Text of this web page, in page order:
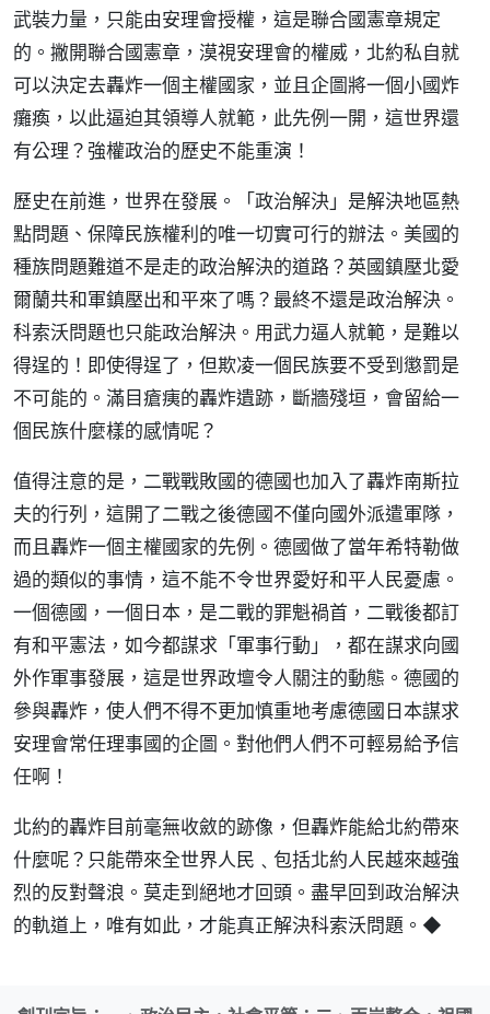
武裝力量，只能由安理會授權，這是聯合國憲章規定
的。撇開聯合國憲章，漠視安理會的權威，北約私自就
可以決定去轟炸一個主權國家，並且企圖將一個小國炸
癱瘓，以此逼迫其領導人就範，此先例一開，這世界還
有公理？強權政治的歷史不能重演！
歷史在前進，世界在發展。「政治解決」是解決地區熱
點問題、保障民族權利的唯一切實可行的辦法。美國的
種族問題難道不是走的政治解決的道路？英國鎮壓北愛
爾蘭共和軍鎮壓出和平來了嗎？最終不還是政治解決。
科索沃問題也只能政治解決。用武力逼人就範，是難以
得逞的！即使得逞了，但欺凌一個民族要不受到懲罰是
不可能的。滿目瘡痍的轟炸遺跡，斷牆殘垣，會留給一
個民族什麼樣的感情呢？
值得注意的是，二戰戰敗國的德國也加入了轟炸南斯拉
夫的行列，這開了二戰之後德國不僅向國外派遣軍隊，
而且轟炸一個主權國家的先例。德國做了當年希特勒做
過的類似的事情，這不能不令世界愛好和平人民憂慮。
一個德國，一個日本，是二戰的罪魁禍首，二戰後都訂
有和平憲法，如今都謀求「軍事行動」，都在謀求向國
外作軍事發展，這是世界政壇令人關注的動態。德國的
參與轟炸，使人們不得不更加慎重地考慮德國日本謀求
安理會常任理事國的企圖。對他們人們不可輕易給予信
任啊！
北約的轟炸目前毫無收斂的跡像，但轟炸能給北約帶來
什麼呢？只能帶來全世界人民﹑包括北約人民越來越強
烈的反對聲浪。莫走到絕地才回頭。盡早回到政治解決
的軌道上，唯有如此，才能真正解決科索沃問題。◆